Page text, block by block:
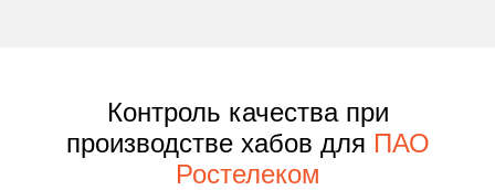
Контроль качества при
производстве хабов для ПАО
Ростелеком